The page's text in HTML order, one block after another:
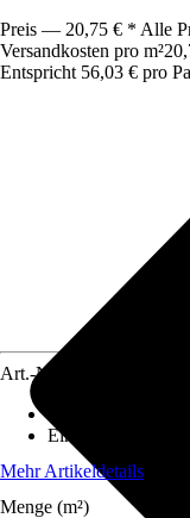
Preis — 20,75 € * Alle
Versandkosten pro m²
Entspricht 56,03 € pro
Art.-Nr.
Einsatzbereich
Mehr Artikeldetails
Menge (m²)